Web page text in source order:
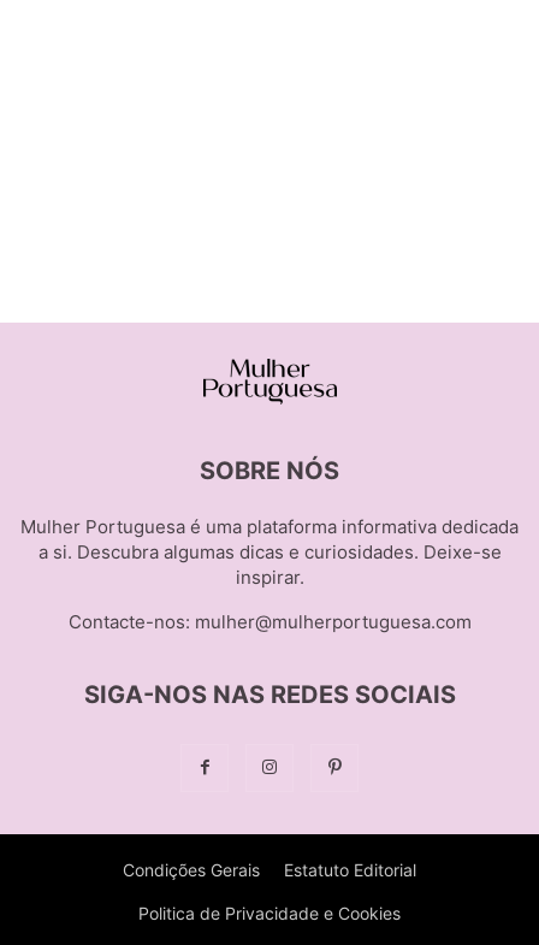
SOBRE NÓS
Mulher Portuguesa é uma plataforma informativa dedicada
a si. Descubra algumas dicas e curiosidades. Deixe-se
inspirar.
Contacte-nos: mulher@mulherportuguesa.com
SIGA-NOS NAS REDES SOCIAIS
Condições Gerais Estatuto Editorial
Politica de Privacidade e Cookies